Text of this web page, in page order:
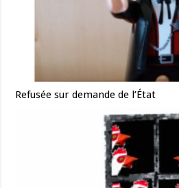
Refusée sur demande de l’État